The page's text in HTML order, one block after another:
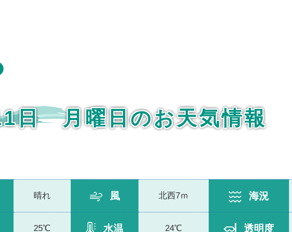
日 月曜日のお天気情報
晴れ 風 北西7ｍ 海況
25℃ 水温 24℃ 透明度